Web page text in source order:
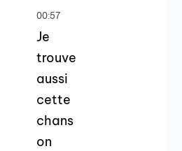
00:57
Je
trouve
aussi
cette
chans
on